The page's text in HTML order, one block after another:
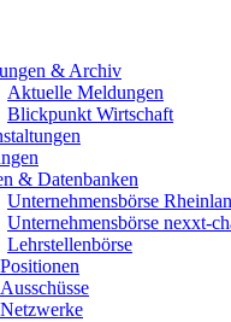
& Archiv
Aktuelle Meldungen
Blickpunkt Wirtschaft
& Datenbanken
Unternehmensbörse
Unternehmensbörse nexxt-
Lehrstellenbörse